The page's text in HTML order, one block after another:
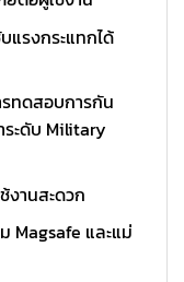
แรงกระแทกได้
ทดสอบการกัน
ระดับ Military
งานสะดวก
Magsafe และแม่